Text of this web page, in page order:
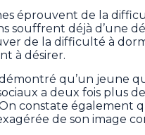
éprouvent de la
souffrent déjà d’une
de la difficulté à
à désirer.
qu’un jeune
a deux fois plus
constate également
de son image